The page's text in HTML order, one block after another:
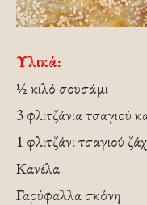
Υλικά:
½ κιλό σουσάμι
3 φλιτζάνια τσαγιού
1 φλιτζάνι τσαγιού
Κανέλα
Γαρύφαλλα σκόνη